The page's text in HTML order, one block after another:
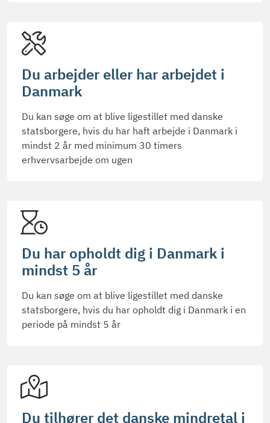
Du arbejder eller har arbejdet i
Danmark
Du kan søge om at blive ligestillet med danske
statsborgere, hvis du har haft arbejde i Danmark i
mindst 2 år med minimum 30 timers
erhvervsarbejde om ugen
Du har opholdt dig i Danmark i
mindst 5 år
Du kan søge om at blive ligestillet med danske
statsborgere, hvis du har opholdt dig i Danmark i en
periode på mindst 5 år
Du tilhører det danske mindretal i